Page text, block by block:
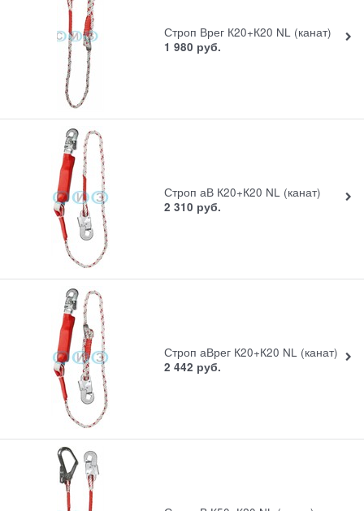
Строп Врег К20+К20 NL (канат)
1 980 руб.
Строп аВ К20+К20 NL (канат)
2 310 руб.
Строп аВрег К20+К20 NL (канат)
2 442 руб.